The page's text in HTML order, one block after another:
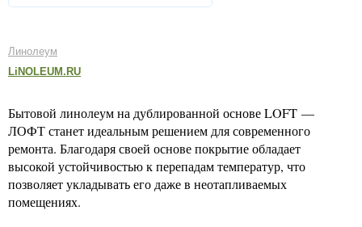
Линолеум
LiNOLEUM.RU
Бытовой линолеум на дублированной основе LOFT —
ЛОФТ станет идеальным решением для современного
ремонта. Благодаря своей основе покрытие обладает
высокой устойчивостью к перепадам температур, что
позволяет укладывать его даже в неотапливаемых
помещениях.